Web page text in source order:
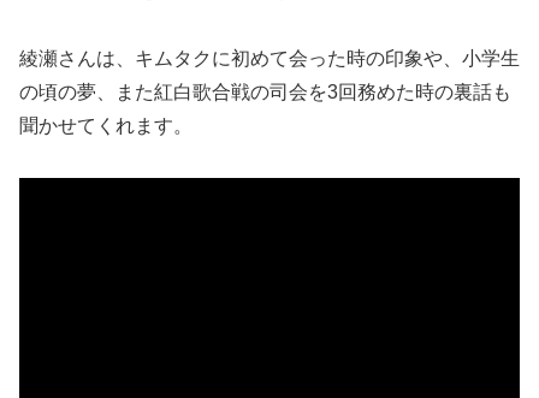
綾瀬さんは、キムタクに初めて会った時の印象や、小学生
の頃の夢、また紅白歌合戦の司会を3回務めた時の裏話も
聞かせてくれます。